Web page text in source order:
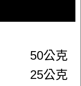
50公克
25公克